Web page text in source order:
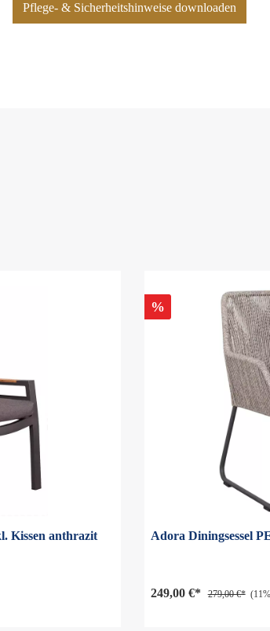
Pflege- & Sicherheitshinweise downloaden
Kissen anthrazit
%
Adora Diningsessel
249,00 €* 279,00 €*